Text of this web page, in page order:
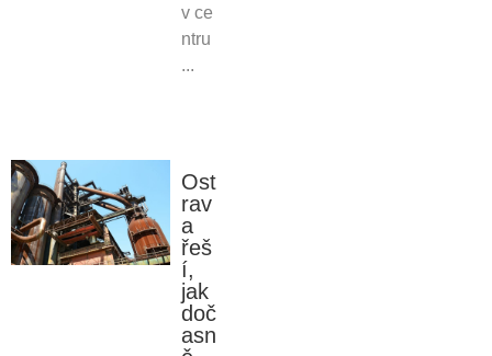
v ce
ntru
...
Ost
rav
a
řeš
í,
jak
doč
asn